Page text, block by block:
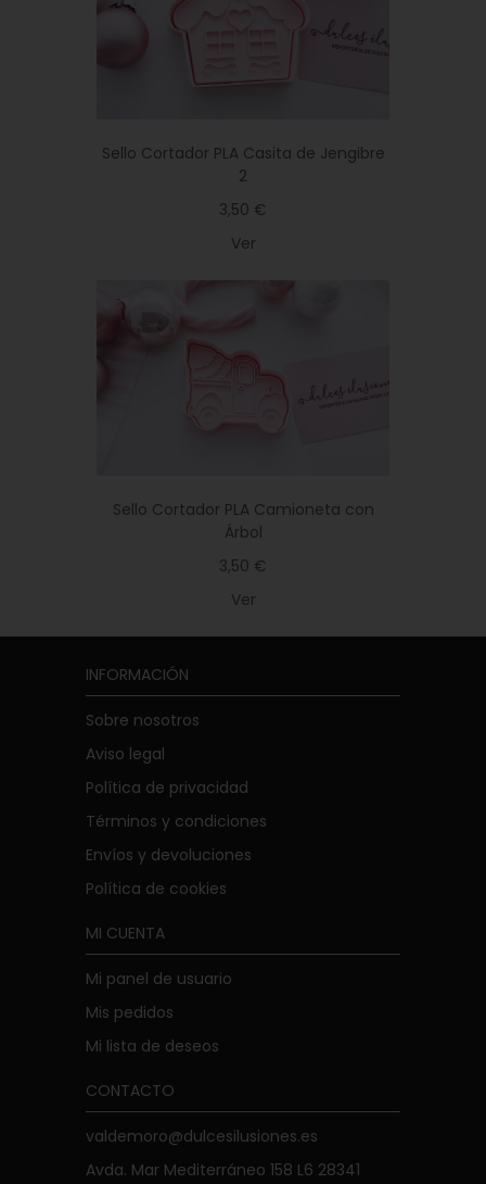
Sello Cortador PLA Casita de Jengibre
2
3,50 €
Ver
Sello Cortador PLA Camioneta con
Árbol
3,50 €
Ver
INFORMACIÓN
Sobre nosotros
Aviso legal
Política de privacidad
Términos y condiciones
Envíos y devoluciones
Política de cookies
MI CUENTA
Mi panel de usuario
Mis pedidos
Mi lista de deseos
CONTACTO
valdemoro@dulcesilusiones.es
Avda. Mar Mediterráneo 158 L6 28341